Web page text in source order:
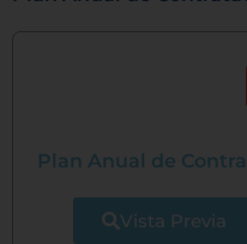
Plan Anual de
Vista Previa